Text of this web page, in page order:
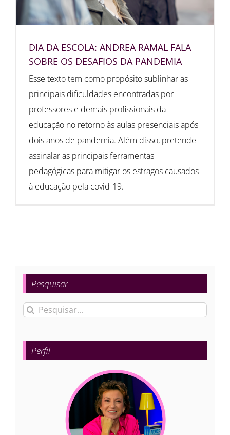
DIA DA ESCOLA: ANDREA RAMAL FALA
SOBRE OS DESAFIOS DA PANDEMIA
Esse texto tem como propósito sublinhar as
principais dificuldades encontradas por
professores e demais profissionais da
educação no retorno às aulas presenciais após
dois anos de pandemia. Além disso, pretende
assinalar as principais ferramentas
pedagógicas para mitigar os estragos causados
à educação pela covid-19.
Pesquisar
Buscar
para:
Perfil